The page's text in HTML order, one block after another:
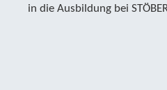
in die Ausbildung bei